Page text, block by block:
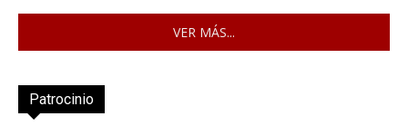
VER MÁS...
Patrocinio